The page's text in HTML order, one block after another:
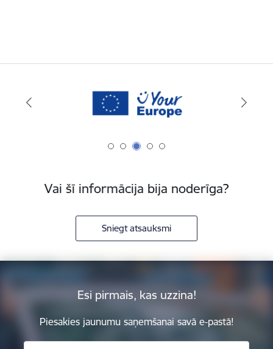
Vai šī informācija bija noderīga?
Sniegt atsauksmi
Esi pirmais, kas uzzina!
Piesakies jaunumu saņemšanai savā e-pastā!